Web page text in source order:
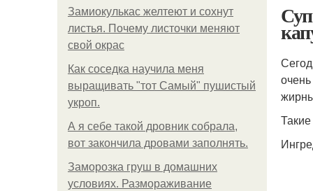
Замиокулькас желтеют и сохнут
листья. Почему листочки меняют
свой окрас
Как соседка научила меня
выращивать "тот Самый" пушистый
укроп.
А я себе такой дровник собрала,
вот закончила дровами заполнять.
Заморозка груш в домашних
условиях. Размораживание